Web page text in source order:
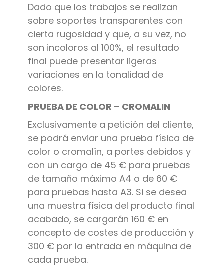
Dado que los trabajos se realizan
sobre soportes transparentes con
cierta rugosidad y que, a su vez, no
son incoloros al 100%, el resultado
final puede presentar ligeras
variaciones en la tonalidad de
colores.
PRUEBA DE COLOR – CROMALIN
Exclusivamente a petición del cliente,
se podrá enviar una prueba física de
color o cromalín, a portes debidos y
con un cargo de 45 € para pruebas
de tamaño máximo A4 o de 60 €
para pruebas hasta A3. Si se desea
una muestra física del producto final
acabado, se cargarán 160 € en
concepto de costes de producción y
300 € por la entrada en máquina de
cada prueba.